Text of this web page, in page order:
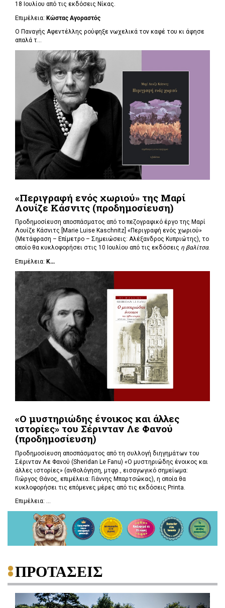
18 Ιουλίου από τις εκδόσεις Νίκας.
Επιμέλεια: Κώστας Αγοραστός
Ο Παναγής Αφεντέλλης ρούφηξε νωχελικά τον καφέ του κι άφησε
απαλά τ...
«Περιγραφή ενός χωριού» της Μαρί
Λουίζε Κάσνιτς (προδημοσίευση)
Προδημοσίευση αποσπάσματος από το πεζογραφικό έργο της Μαρί
Λουίζε Κάσνιτς [Marie Luise Kaschnitz] «Περιγραφή ενός χωριού»
(Μετάφραση – Επίμετρο – Σημειώσεις: Αλέξανδρος Κυπριώτης), το
οποίο θα κυκλοφορήσει στις 10 Ιουλίου από τις εκδόσεις η βαλίτσα.
Επιμέλεια: Κ...
«Ο μυστηριώδης ένοικος και άλλες
ιστορίες» του Σέρινταν Λε Φανού
(προδημοσίευση)
Προδημοσίευση αποσπάσματος από τη συλλογή διηγημάτων του
Σέρινταν Λε Φανού (Sheridan Le Fanu) «Ο μυστηριώδης ένοικος και
άλλες ιστορίες» (ανθολόγηση, μτφρ., εισαγωγικό σημείωμα:
Γιώργος Θάνος, επιμέλεια: Γιάννης Μπαρτσώκας), η οποία θα
κυκλοφορήσει τις επόμενες μέρες από τις εκδόσεις Printa.
Επιμέλεια: ...
ΠΡΟΤΑΣΕΙΣ